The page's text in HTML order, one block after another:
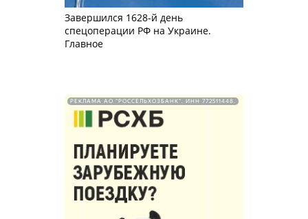
Завершился 1628-й день
спецоперации РФ на Украине.
Главное
РЕКЛАМА АО "РОССЕЛЬХОЗБАНК". ИНН 772511448.